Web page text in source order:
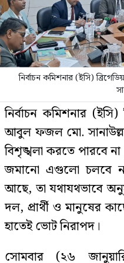
নির্বাচন কমিশনার (ইসি)
নির্বাচন কমিশনার
আবুল ফজল মো.
বিশৃঙ্খলা করতে পারবে
জমানো এগুলো চলবে
আছে, তা যথাযথভাবে
দল, প্রার্থী ও মানুষের
হাতেই ভোট নিরাপদ।
সোমবার (২৬